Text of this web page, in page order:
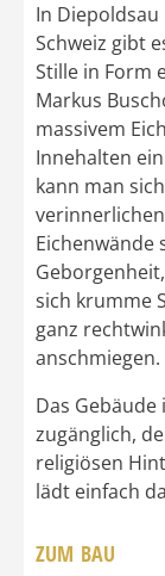
In
Schweiz gibt
Stille in Form
Markus
massivem
Innehalten
kann man
Eichenwände
sich krumme
ganz
anschmiegen.
Das
zugänglich,
religiösen
lädt einfach
ZUM BAU